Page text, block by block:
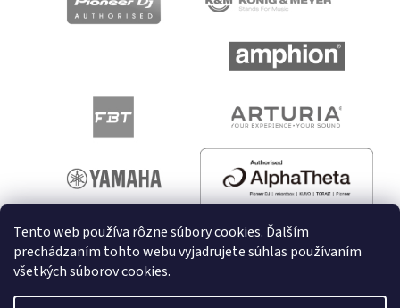
Tento web používa rôzne súbory cookies. Ďalším
prechádzaním tohto webu vyjadrujete súhlas používaním
všetkých súborov cookies.
Vytvoril Shoptet